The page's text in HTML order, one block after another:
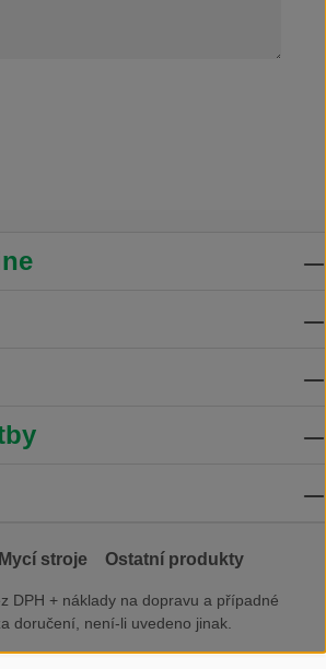
Mycí stroje Ostatní produkty
DPH + náklady na dopravu a případné
doručení, není-li uvedeno jinak.